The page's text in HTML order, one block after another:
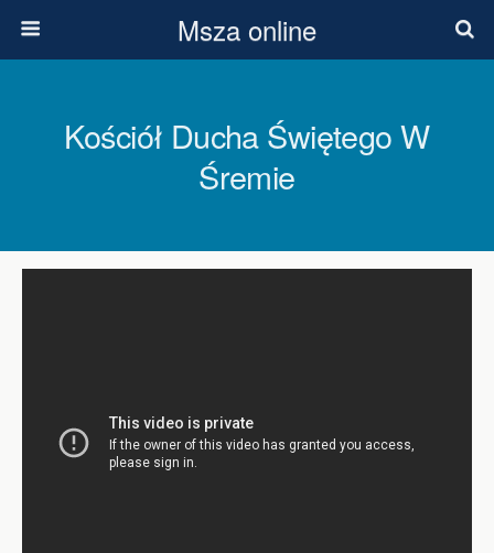
Msza online
Kościół Ducha Świętego W
Śremie